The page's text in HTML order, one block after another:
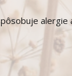
alergie